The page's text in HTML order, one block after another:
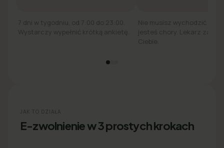
7 dni w tygodniu, od 7:00 do 23:00.
Wystarczy wypełnić krótką ankietę.
Nie musisz wychodzić z
jesteś chory. Lekarz
Ciebie.
JAK TO DZIAŁA
E-zwolnienie w 3 prostych krokach